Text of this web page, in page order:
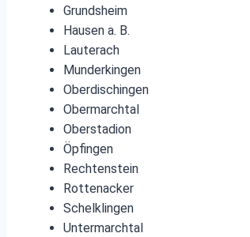
Grundsheim
Hausen a. B.
Lauterach
Munderkingen
Oberdischingen
Obermarchtal
Oberstadion
Öpfingen
Rechtenstein
Rottenacker
Schelklingen
Untermarchtal